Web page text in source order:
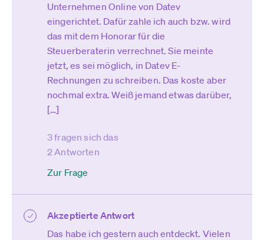
Unternehmen Online von Datev
eingerichtet. Dafür zahle ich auch bzw. wird
das mit dem Honorar für die
Steuerberaterin verrechnet. Sie meinte
jetzt, es sei möglich, in Datev E-
Rechnungen zu schreiben. Das koste aber
nochmal extra. Weiß jemand etwas darüber,
[…]
3 fragen sich das
2 Antworten
Zur Frage
Akzeptierte Antwort
Das habe ich gestern auch entdeckt. Vielen